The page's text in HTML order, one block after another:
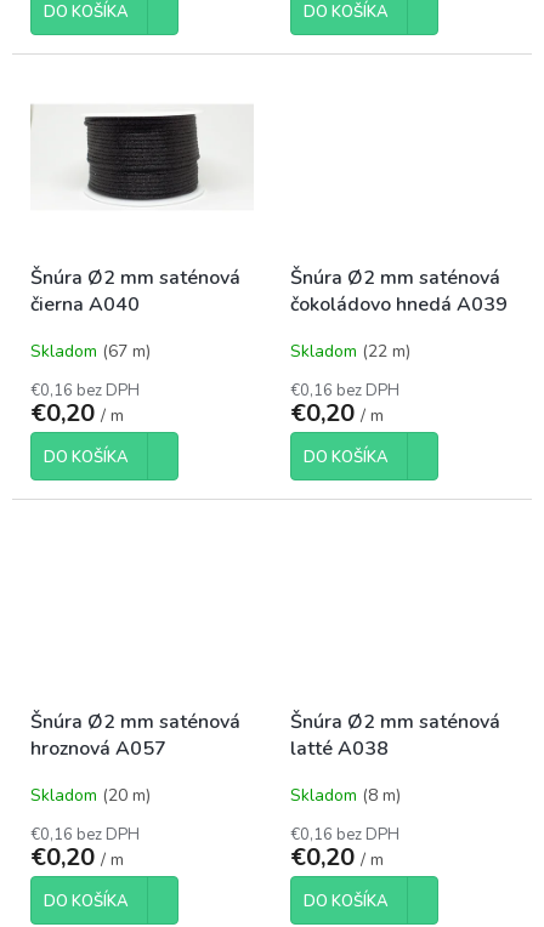
DO KOŠÍKA DO KOŠÍKA
Šnúra Ø2 mm saténová
čierna A040
Skladom (67 m)
€0,16 bez DPH
€0,20 / m
DO KOŠÍKA
Šnúra Ø2 mm saténová
čokoládovo hnedá A039
Skladom (22 m)
€0,16 bez DPH
€0,20 / m
DO KOŠÍKA
Šnúra Ø2 mm saténová
hroznová A057
Skladom (20 m)
€0,16 bez DPH
€0,20 / m
DO KOŠÍKA
Šnúra Ø2 mm saténová
latté A038
Skladom (8 m)
€0,16 bez DPH
€0,20 / m
DO KOŠÍKA